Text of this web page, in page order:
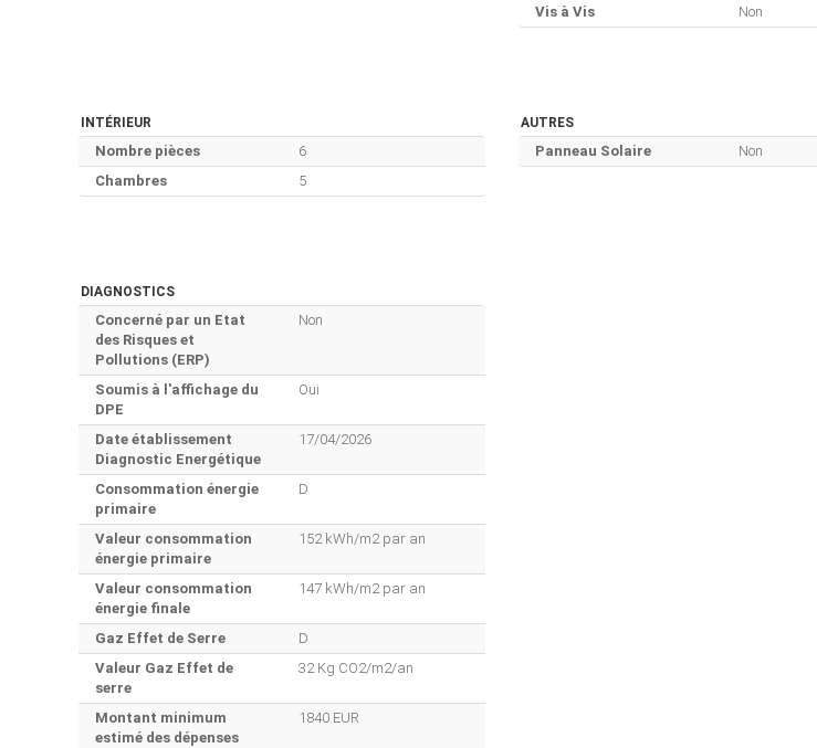
Vis à Vis
Non
INTÉRIEUR
Nombre pièces
6
Chambres
5
AUTRES
Panneau Solaire Non
DIAGNOSTICS
Concerné par un Etat
des Risques et
Pollutions (ERP)
Non
Soumis à l'affichage du
DPE
Oui
Date établissement
Diagnostic Energétique
17/04/2026
Consommation énergie
primaire
D
Valeur consommation
énergie primaire
152 kWh/m2 par an
Valeur consommation
énergie finale
147 kWh/m2 par an
Gaz Effet de Serre
D
Valeur Gaz Effet de
serre
32 Kg CO2/m2/an
Montant minimum
estimé des dépenses
1840 EUR